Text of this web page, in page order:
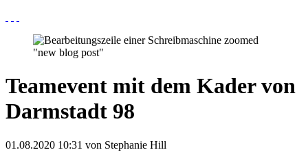
Teamevent mit dem Kader von
Darmstadt 98
01.08.2020 10:31 von Stephanie Hill